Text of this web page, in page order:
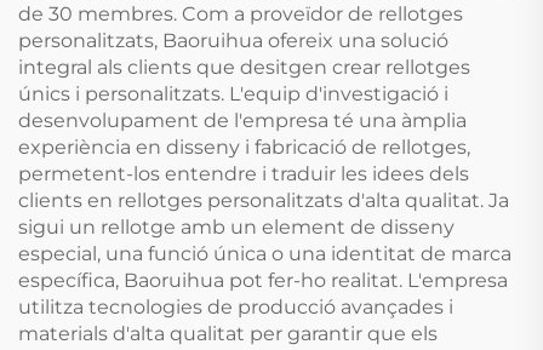
de 30 membres. Com a proveïdor de rellotges
personalitzats, Baoruihua ofereix una solució
integral als clients que desitgen crear rellotges
únics i personalitzats. L'equip d'investigació i
desenvolupament de l'empresa té una àmplia
experiència en disseny i fabricació de rellotges,
permetent-los entendre i traduir les idees dels
clients en rellotges personalitzats d'alta qualitat. Ja
sigui un rellotge amb un element de disseny
especial, una funció única o una identitat de marca
específica, Baoruihua pot fer-ho realitat. L'empresa
utilitza tecnologies de producció avançades i
materials d'alta qualitat per garantir que els